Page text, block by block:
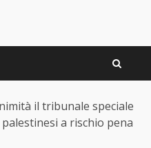
il tribunale speciale
a rischio pena